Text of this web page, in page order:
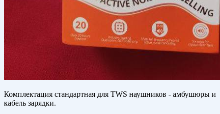
Комплектация стандартная для TWS наушников - амбушюры и
кабель зарядки.